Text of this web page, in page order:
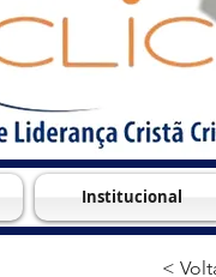
Institucional
<